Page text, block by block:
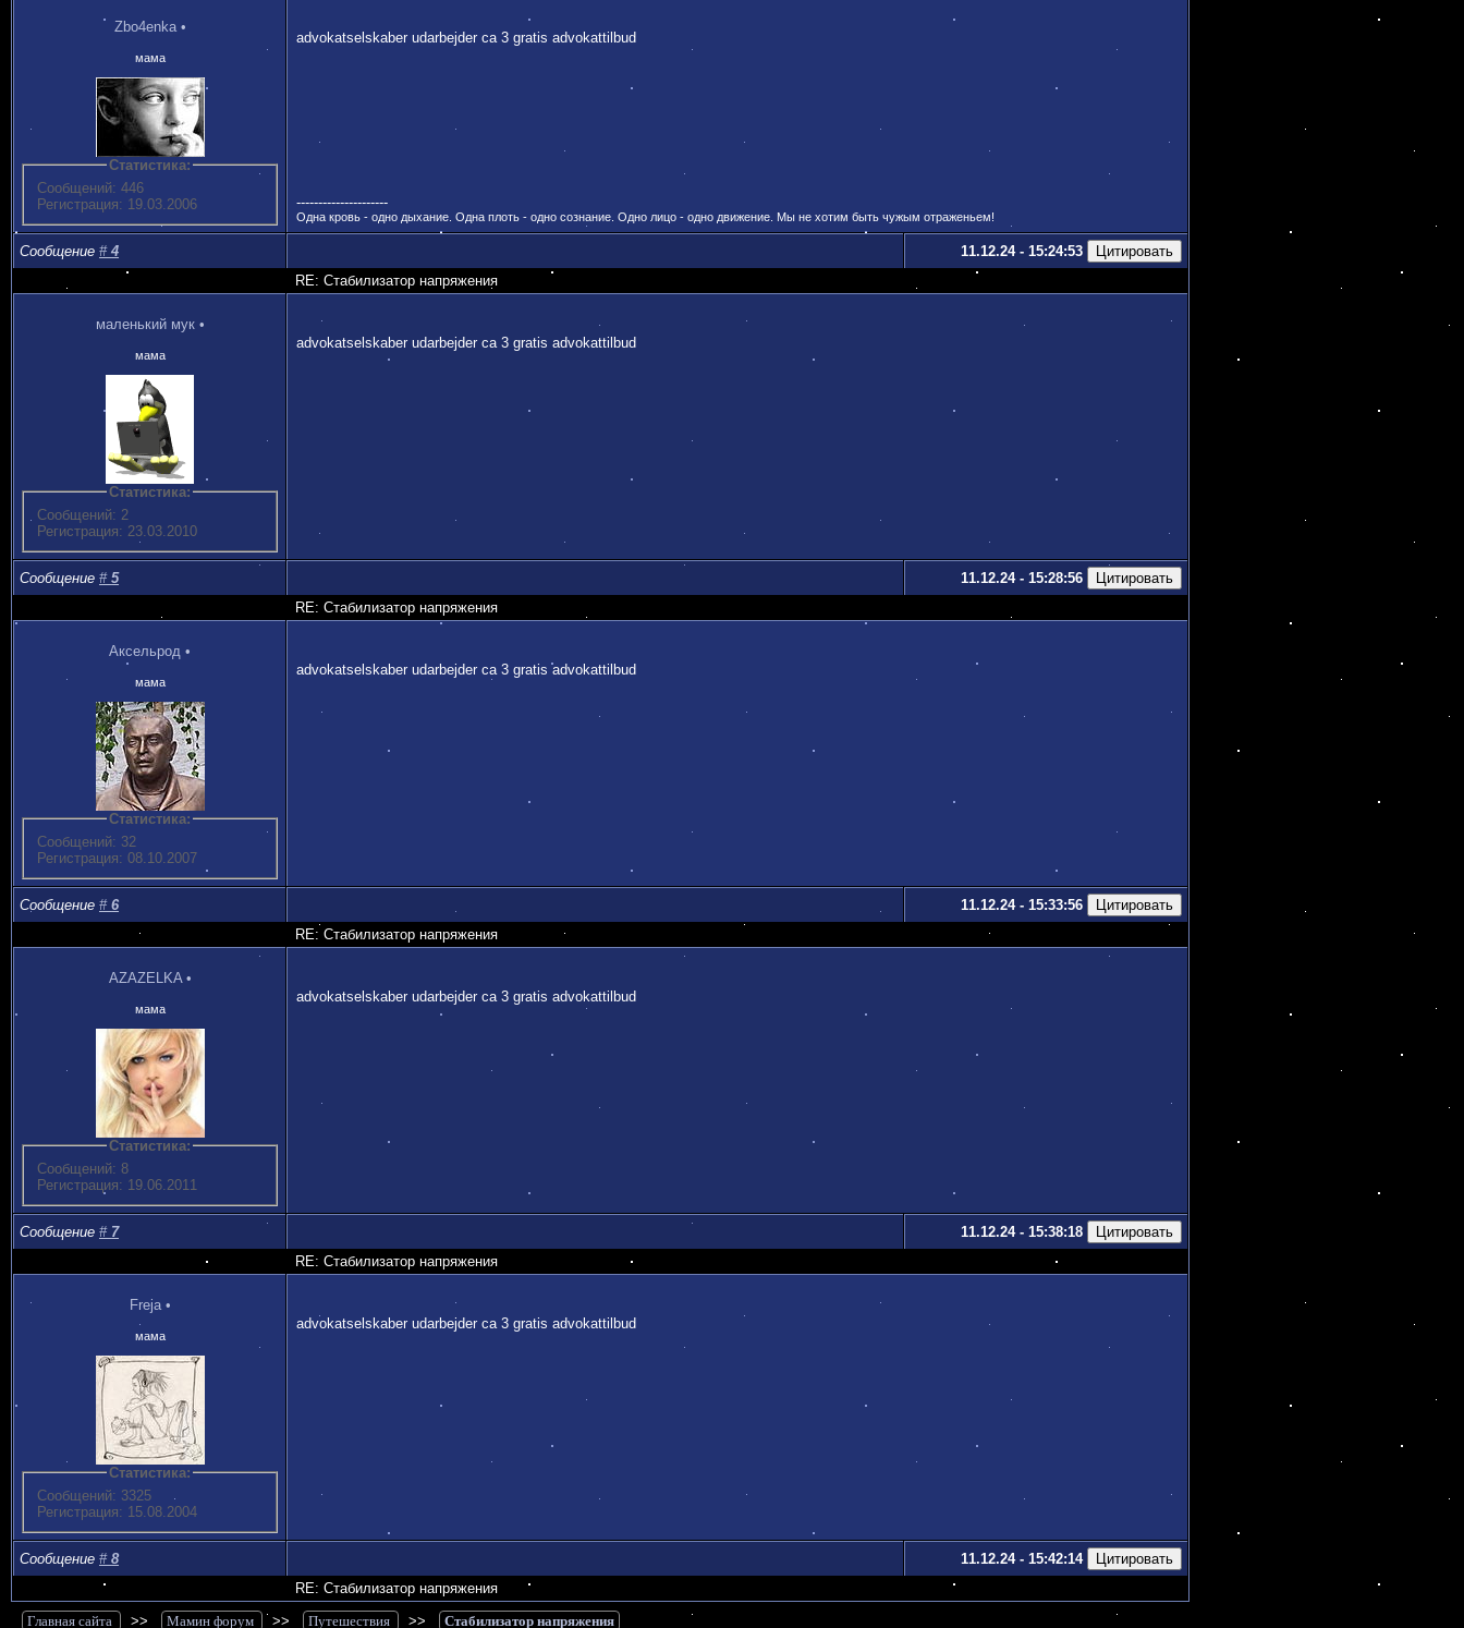
Zbo4enka •
мама
Статистика:
Сообщений: 446
Регистрация: 19.03.2006
advokatselskaber udarbejder ca 3 gratis advokattilbud
---------------------
Одна кровь - одно дыхание. Одна плоть - одно сознание. Одно лицо - одно движение. Мы не хотим быть чужым отраженьем!
Сообщение#4
11.12.24 - 15:24:53
RE: Стабилизатор напряжения
маленький мук •
мама
Статистика:
Сообщений: 2
Регистрация: 23.03.2010
advokatselskaber udarbejder ca 3 gratis advokattilbud
Сообщение#5
11.12.24 - 15:28:56
RE: Стабилизатор напряжения
Аксельрод •
мама
Статистика:
Сообщений: 32
Регистрация: 08.10.2007
advokatselskaber udarbejder ca 3 gratis advokattilbud
Сообщение#6
11.12.24 - 15:33:56
RE: Стабилизатор напряжения
AZAZELKA •
мама
Статистика:
Сообщений: 8
Регистрация: 19.06.2011
advokatselskaber udarbejder ca 3 gratis advokattilbud
Сообщение# 7
11.12.24 - 15:38:18
RE: Стабилизатор напряжения
Freja •
мама
Статистика:
Сообщений: 3325
Регистрация: 15.08.2004
advokatselskaber udarbejder ca 3 gratis advokattilbud
Сообщение#8
11.12.24 - 15:42:14
RE: Стабилизатор напряжения
Главная сайта
>> Мамин форум >> Путешествия >> Стабилизатор напряжения